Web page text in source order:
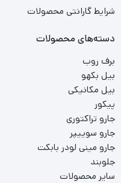
شرایط گارانتی محصولات
دسته‌های محصولات
برف روب
بیل بکهو
بیل مکانیکی
پیکور
جارو تراکتوری
جارو سوییپر
جارو مینی لودر بابکت
جلوبند
سایر محصولات